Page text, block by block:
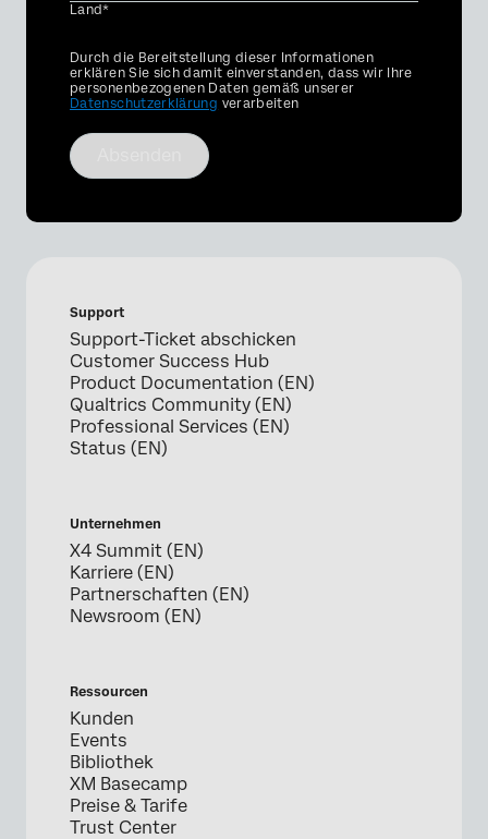
Land*
Privacy
Optin
Durch die Bereitstellung dieser Informationen
erklären Sie sich damit einverstanden, dass wir Ihre
personenbezogenen Daten gemäß unserer
Datenschutzerklärung verarbeiten
Support
Support-Ticket abschicken
Customer Success Hub
Product Documentation (EN)
Qualtrics Community (EN)
Professional Services (EN)
Status (EN)
Unternehmen
X4 Summit (EN)
Karriere (EN)
Partnerschaften (EN)
Newsroom (EN)
Ressourcen
Kunden
Events
Bibliothek
XM Basecamp
Preise & Tarife
Trust Center